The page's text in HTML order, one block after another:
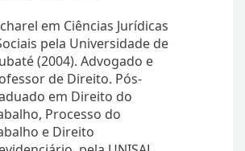
em Ciências Jurídicas
pela Universidade de
(2004). Advogado e
de Direito. Pós-
em Direito do
Processo do
e Direito